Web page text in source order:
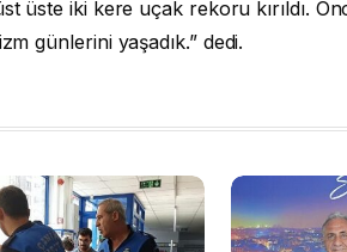
üste iki kere uçak rekoru kırıldı.
günlerini yaşadık.” dedi.